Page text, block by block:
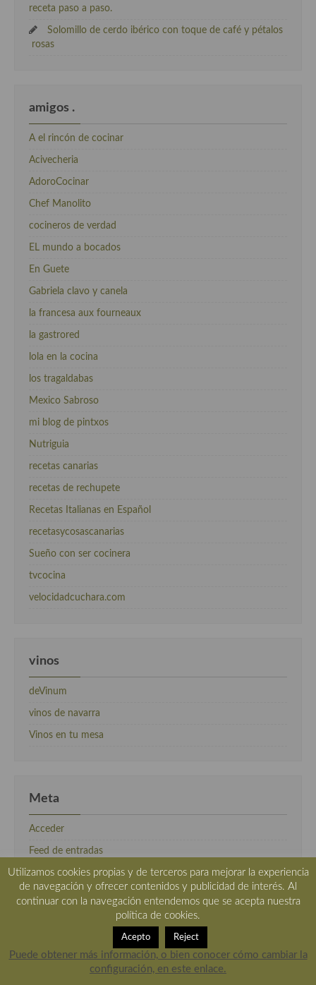
receta paso a paso.
Solomillo de cerdo ibérico con toque de café y pétalos
rosas
amigos .
A el rincón de cocinar
Acivecheria
AdoroCocinar
Chef Manolito
cocineros de verdad
EL mundo a bocados
En Guete
Gabriela clavo y canela
la francesa aux fourneaux
la gastrored
lola en la cocina
los tragaldabas
Mexico Sabroso
mi blog de pintxos
Nutriguia
recetas canarias
recetas de rechupete
Recetas Italianas en Español
recetasycosascanarias
Sueño con ser cocinera
tvcocina
velocidadcuchara.com
vinos
deVinum
vinos de navarra
Vinos en tu mesa
Meta
Acceder
Feed de entradas
Feed de comentarios
WordPress.org
Utilizamos cookies propias y de terceros para mejorar la experiencia
de navegación y ofrecer contenidos y publicidad de interés. Al
continuar con la navegación entendemos que se acepta nuestra
política de cookies.
Acepto Reject
Puede obtener más información, o bien conocer cómo cambiar la
configuración, en este enlace.